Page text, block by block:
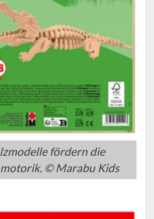
fördern die
© Marabu Kids